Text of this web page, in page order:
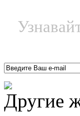
Другие